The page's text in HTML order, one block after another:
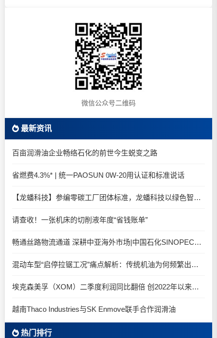
微信公众号二维码
最新资讯
百亩润滑油企业畅络石化的前世今生蜕变之路
省燃费4.3%* | 统一PAOSUN 0W-20用认证和标准说话
【龙蟠科技】参编零碳工厂团体标准，龙蟠科技以绿色智造锚定零碳未来
请查收！一张机床的切削液年度“省钱账单”
畅通丝路物流通道 深耕中亚海外市场|中国石化SINOPEC润滑油北京-阿拉木图图定班列顺利抵达
混动车型“启停拉锯工况”痛点解析：传统机油为何频繁出现油泥堆积？
埃克森美孚（XOM）二季度利润同比翻倍 创2022年以来新高
越南Thaco Industries与SK Enmove联手合作润滑油
热门排行